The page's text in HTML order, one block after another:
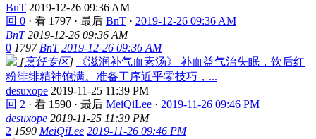
BnT 2019-12-26 09:36 AM
回 0 · 看 1797 · 最后 BnT · 2019-12-26 09:36 AM
BnT 2019-12-26 09:36 AM
0 1797 BnT 2019-12-26 09:36 AM
[烹饪专区]
《滋润补气血素汤》 补血益气治失眠，饮后红
粉绯绯精神饱满。准备工序近乎零技巧，...
desuxope 2019-11-25 11:39 PM
回 2 · 看 1590 · 最后 MeiQiLee · 2019-11-26 09:46 PM
desuxope 2019-11-25 11:39 PM
2 1590 MeiQiLee 2019-11-26 09:46 PM